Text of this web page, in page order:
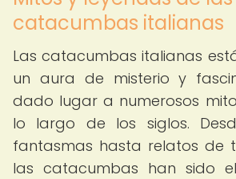
catacumbas italianas
Las catacumbas italianas
un aura de misterio y
dado lugar a numerosos
lo largo de los siglos.
fantasmas hasta relatos de
las catacumbas han sido